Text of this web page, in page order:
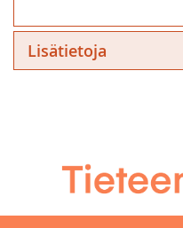
Lisätietoja